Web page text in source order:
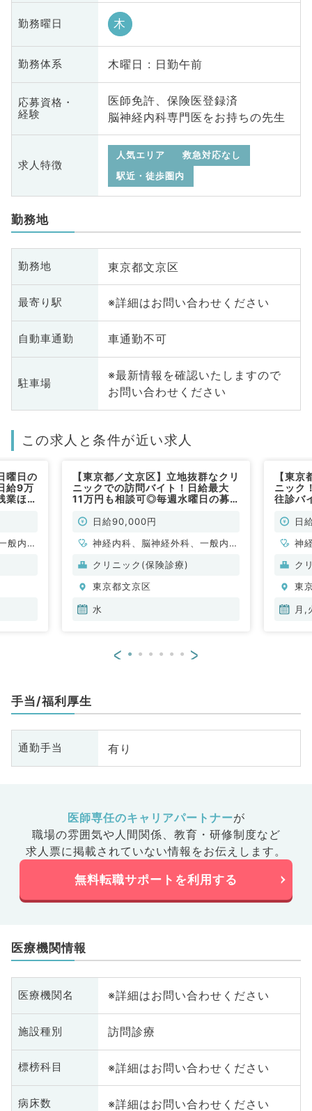
勤務曜日 木
勤務体系 木曜日 : 日勤午前
応募資格・
経験
医師免許、保険医登録済
脳神経内科専門医をお持ちの先生
求人特徴
人気エリア
救急対応なし
駅近・徒歩圏内
勤務地
勤務地 東京都文京区
最寄り駅 ※詳細はお問い合わせください
自動車通勤 車通勤不可
駐車場
※最新情報を確認いたしますので
お問い合わせください
この求人と条件が近い求人
曜日の
給9万
業ほぼ
般内
【東京都／文京区】立地抜群なクリ
ニックでの訪問バイト！日給最大
11万円も相談可◎毎週水曜日の募
勤） 日給90,000円
神経内科、脳神経外科、一般内
科、循環器内科、呼吸器内科、消
臓内科、老年内科、血液内科
クリニック(保険診療)
東京都文京区
水
【東
ニック
往診バ
日
神
科
ク
東
月,
< >
手当/福利厚生
通勤手当 有り
医師専任のキャリアパートナーが
職場の雰囲気や人間関係、 教育・研修制度など
求人票に掲載されていない情報をお伝えします。
無料転職サポートを利用する
医療機関情報
医療機関名 ※詳細はお問い合わせください
施設種別 訪問診療
標榜科目 ※詳細はお問い合わせください
病床数 ※詳細はお問い合わせください